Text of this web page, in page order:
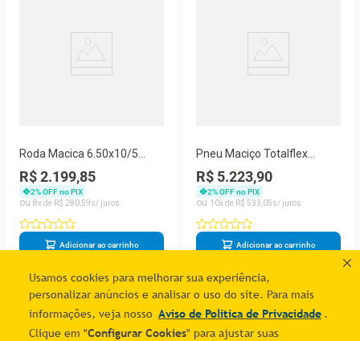
Usamos cookies para melhorar sua experiência,
personalizar anúncios e analisar o uso do site. Para mais
informações, veja nosso Aviso de Política de Privacidade .
Clique em "Configurar Cookies" para ajustar suas
Roda Macica 6.50x10/5
Infinity
R$ 2.199,85
2% OFF no PIX
8
R$ 28059
Adicionar ao carrinho
Pneu Maciço Totalflex
10,00x20/7,5
R$ 5.223,90
2% OFF no PIX
10
R$ 533 05
Adicionar ao carrinho
1